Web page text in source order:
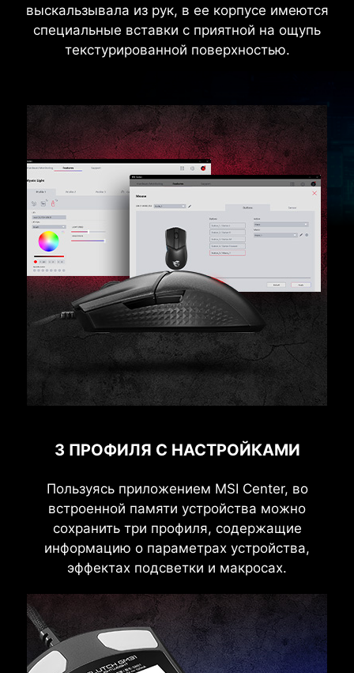
выскальзывала из рук, в ее корпусе имеются
специальные вставки с приятной на ощупь
текстурированной поверхностью.
3 ПРОФИЛЯ С НАСТРОЙКАМИ
Пользуясь приложением MSI Center, во
встроенной памяти устройства можно
сохранить три профиля, содержащие
информацию о параметрах устройства,
эффектах подсветки и макросах.